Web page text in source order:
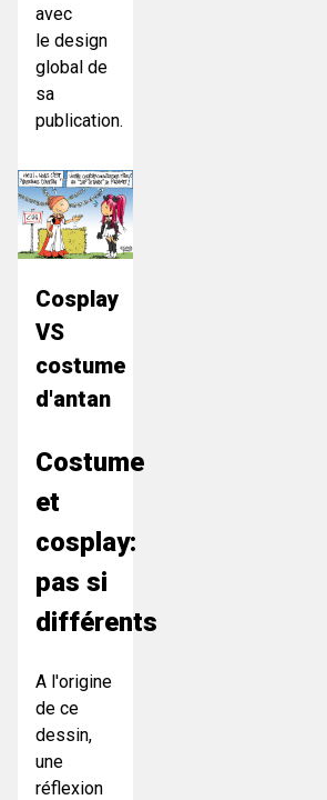
avec
le design
global de
sa
publication.
Cosplay
VS
costume
d'antan
Costume
et
cosplay:
pas si
différents
A l'origine
de ce
dessin,
une
réflexion